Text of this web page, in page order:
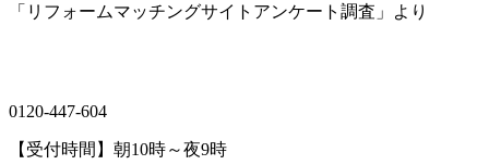
「リフォームマッチングサイトアンケート調査」より
0120-447-604
【受付時間】朝10時～夜9時